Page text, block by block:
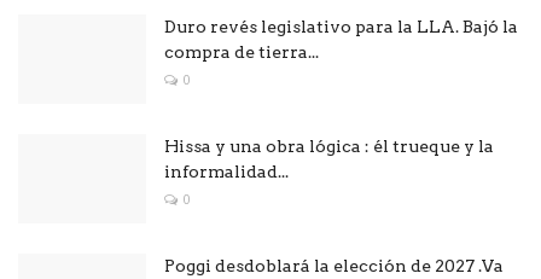
Duro revés legislativo para la LLA. Bajó la
compra de tierra...
0
Hissa y una obra lógica : él trueque y la
informalidad...
0
Poggi desdoblará la elección de 2027 .Va